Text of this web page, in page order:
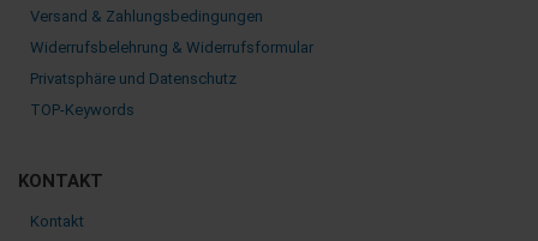
Versand & Zahlungsbedingungen
Widerrufsbelehrung & Widerrufsformular
Privatsphäre und Datenschutz
TOP-Keywords
KONTAKT
Kontakt